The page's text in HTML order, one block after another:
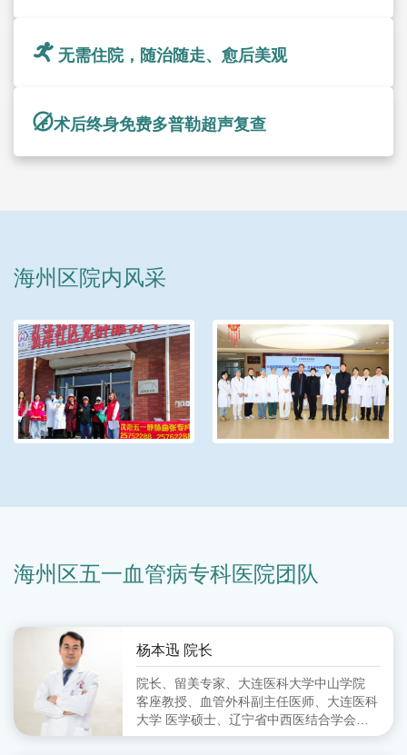
无需住院，随治随走、愈后美观
术后终身免费多普勒超声复查
海州区院内风采
海州区五一血管病专科医院团队
杨本迅 院长
院长、留美专家、大连医科大学中山学院
客座教授、血管外科副主任医师、大连医科
大学 医学硕士、辽宁省中西医结合学会周
围血管病分会 委员、大连市中西医结合学